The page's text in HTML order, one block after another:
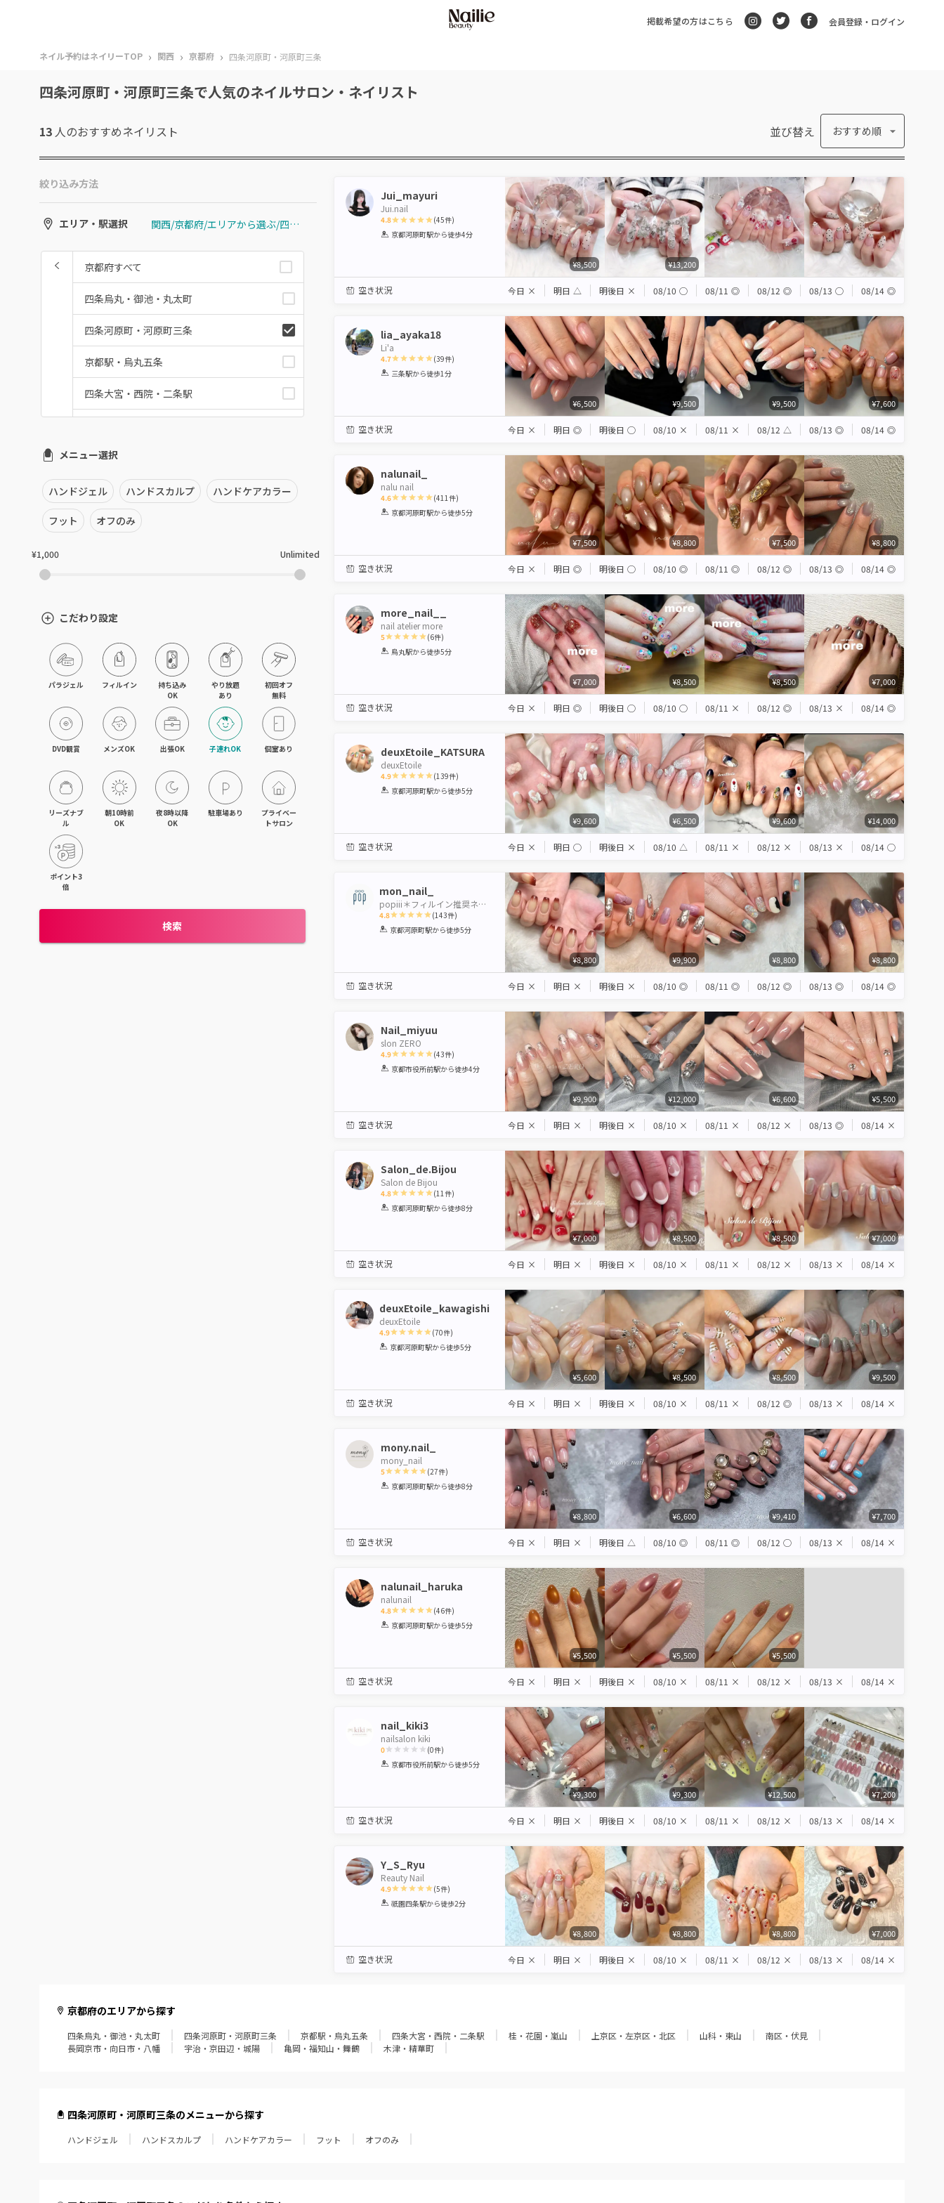
掲載希望の方はこちら 会員登録・ログイン
ネイル予約はネイリーTOP › 関西 › 京都府 › 四条河原町・河原町三条
四条河原町・河原町三条で人気のネイルサロン・ネイリスト
13 人のおすすめネイリスト 並び替え おすすめ順
絞り込み方法
エリア・駅選択 関西/京都府/エリアから選ぶ/四条河原町・河原町三条
京都府すべて
四条烏丸・御池・丸太町
四条河原町・河原町三条
京都駅・烏丸五条
四条大宮・西院・二条駅
上京区・左京区・北区
山科・東山
南区・伏見
亀岡・福知山・舞鶴
木津・精華町
メニュー選択
ハンドジェル ハンドスカルプ ハンドケアカラー
フット オフのみ
¥1,000 Unlimited
こだわり設定
パラジェル フィルイン
持ち込み
OK
やり放題
あり
初回オフ
無料
DVD観賞 メンズOK 出張OK 子連れOK 個室あり
リーズナブ
ル
朝10時前
OK
夜8時以降
OK
駐車場あり
プライベー
トサロン
ポイント3
倍
検索
Jui_mayuri
Jui.nail
4.8
1 2 3 4 5
(45件)
京都河原町駅から徒歩4分
¥8,500 ¥13,200
空き状況 今日 × 明日 △ 明後日 × 08/10 ◯ 08/11 ◎ 08/12 ◎ 08/13 ◯ 08/14 ◎
lia_ayaka18
Li'a
4.7
1 2 3 4 5
(39件)
三条駅から徒歩1分
¥6,500 ¥9,500 ¥9,500 ¥7,600
空き状況 今日 × 明日 ◎ 明後日 ◯ 08/10 × 08/11 × 08/12 △ 08/13 ◎ 08/14 ◎
nalunail_
nalu nail
4.6
1 2 3 4 5
(411 件)
京都河原町駅から徒歩5分
¥7,500 ¥8,800 ¥7,500 ¥8,800
空き状況 今日 × 明日 ◎ 明後日 ◯ 08/10 ◎ 08/11 ◎ 08/12 ◎ 08/13 ◎ 08/14 ◎
more_nail__
nail atelier more
5
1 2 3 4 5
(6件)
烏丸駅から徒歩5分
¥7,000 ¥8,500 ¥8,500 ¥7,000
空き状況 今日 × 明日 ◎ 明後日 ◯ 08/10 ◯ 08/11 × 08/12 ◎ 08/13 × 08/14 ◎
deuxEtoile_KATSURA
deuxEtoile
4.9
1 2 3 4 5
(139件)
京都河原町駅から徒歩5分
¥9,600 ¥6,500 ¥9,600 ¥14,000
空き状況 今日 × 明日 ◯ 明後日 × 08/10 △ 08/11 × 08/12 × 08/13 × 08/14 ◯
mon_nail_
popiii＊フィルイン推奨ネイルサロン＊
4.8
1 2 3 4 5
(143件)
京都河原町駅から徒歩5分
¥8,800 ¥9,900 ¥8,800 ¥8,800
空き状況 今日 × 明日 × 明後日 × 08/10 ◎ 08/11 ◎ 08/12 ◎ 08/13 ◎ 08/14 ◎
Nail_miyuu
slon ZERO
4.9
1 2 3 4 5
(43件)
京都市役所前駅から徒歩4分
¥9,900 ¥12,000 ¥6,600 ¥5,500
空き状況 今日 × 明日 × 明後日 × 08/10 × 08/11 × 08/12 × 08/13 ◎ 08/14 ×
Salon_de.Bijou
Salon de Bijou
4.8
1 2 3 4 5
(11 件)
京都河原町駅から徒歩8分
¥7,000 ¥8,500 ¥8,500 ¥7,000
空き状況 今日 × 明日 × 明後日 × 08/10 × 08/11 × 08/12 × 08/13 × 08/14 ×
deuxEtoile_kawagishi
deuxEtoile
4.9
1 2 3 4 5
(70件)
京都河原町駅から徒歩5分
¥5,600 ¥8,500 ¥8,500 ¥9,500
空き状況 今日 × 明日 × 明後日 × 08/10 × 08/11 × 08/12 ◎ 08/13 × 08/14 ×
mony.nail_
mony_nail
5
1 2 3 4 5
(27件)
京都河原町駅から徒歩8分
¥8,800 ¥6,600 ¥9,410 ¥7,700
空き状況 今日 × 明日 × 明後日 △ 08/10 ◎ 08/11 ◎ 08/12 ◯ 08/13 × 08/14 ×
nalunail_haruka
nalunail
4.8
1 2 3 4 5
(46件)
京都河原町駅から徒歩5分
¥5,500 ¥5,500 ¥5,500
空き状況 今日 × 明日 × 明後日 × 08/10 × 08/11 × 08/12 × 08/13 × 08/14 ×
nail_kiki3
nailsalon kiki
0
1 2 3 4 5
(0件)
京都市役所前駅から徒歩5分
¥9,300 ¥9,300 ¥12,500 ¥7,200
空き状況 今日 × 明日 × 明後日 × 08/10 × 08/11 × 08/12 × 08/13 × 08/14 ×
Y_S_Ryu
Reauty Nail
4.9
1 2 3 4 5
(5件)
祇園四条駅から徒歩2分
¥8,800 ¥8,800 ¥8,800 ¥7,000
空き状況 今日 × 明日 × 明後日 × 08/10 × 08/11 × 08/12 × 08/13 × 08/14 ×
京都府のエリアから探す
四条烏丸・御池・丸太町 四条河原町・河原町三条 京都駅・烏丸五条 四条大宮・西院・二条駅 桂・花園・嵐山 上京区・左京区・北区 山科・東山
南区・伏見
長岡京市・向日市・八幡
宇治・京田辺・城陽 亀岡・福知山・舞鶴 木津・精華町
四条河原町・河原町三条のメニューから探す
ハンドジェル ハンドスカルプ ハンドケアカラー フット オフのみ